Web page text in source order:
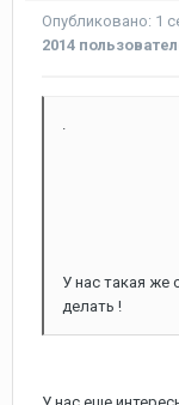
Опубликовано: 1
2014
.
У нас такая же
делать !